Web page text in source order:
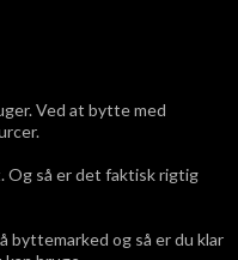
Ved at bytte med
Og så er det faktisk rigtig
byttemarked og så er du klar